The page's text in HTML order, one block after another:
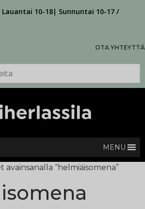
10-18| Sunnuntai 10-17 /
OTA YHTEYTTÄ
MENU
avainsanalla “helmiäisomena”